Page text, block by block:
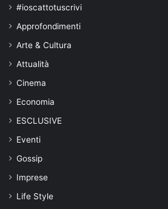
#ioscattotuscrivi
Approfondimenti
Arte & Cultura
Attualità
Cinema
Economia
ESCLUSIVE
Eventi
Gossip
Imprese
Life Style